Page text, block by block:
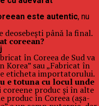
este autentic, nu
până la final.
coreean?
în Coreea de Sud va
Korea” sau „Fabricat în
eticheta importatorului.
e totuna cu locul unde
produc și în alte
produc în Coreea (așa-